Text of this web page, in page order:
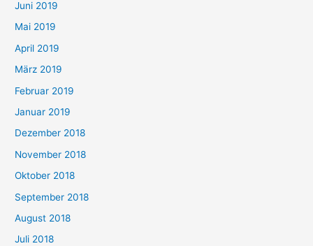
Juni 2019
Mai 2019
April 2019
März 2019
Februar 2019
Januar 2019
Dezember 2018
November 2018
Oktober 2018
September 2018
August 2018
Juli 2018